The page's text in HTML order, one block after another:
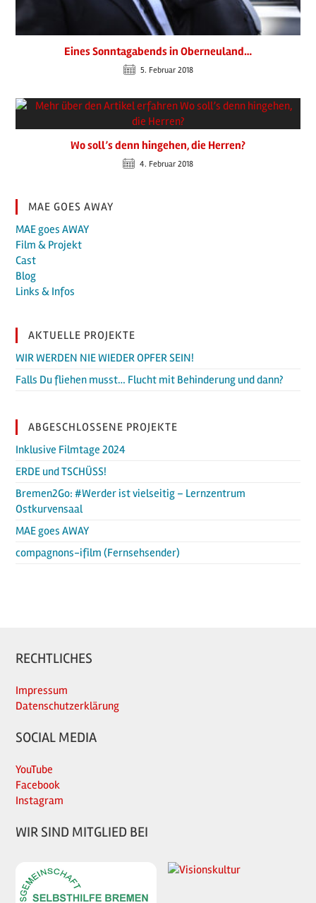
Eines Sonntagabends in Oberneuland…
5. Februar 2018
Wo soll’s denn hingehen, die Herren?
4. Februar 2018
MAE GOES AWAY
MAE goes AWAY
Film & Projekt
Cast
Blog
Links & Infos
AKTUELLE PROJEKTE
WIR WERDEN NIE WIEDER OPFER SEIN!
Falls Du fliehen musst… Flucht mit Behinderung und dann?
ABGESCHLOSSENE PROJEKTE
Inklusive Filmtage 2024
ERDE und TSCHÜSS!
Bremen2Go: #Werder ist vielseitig – Lernzentrum
Ostkurvensaal
MAE goes AWAY
compagnons-ifilm (Fernsehsender)
RECHTLICHES
Impressum
Datenschutzerklärung
SOCIAL MEDIA
YouTube
Facebook
Instagram
WIR SIND MITGLIED BEI